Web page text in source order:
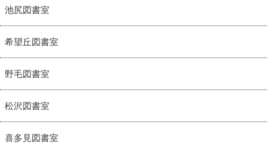
池尻図書室
希望丘図書室
野毛図書室
松沢図書室
喜多見図書室